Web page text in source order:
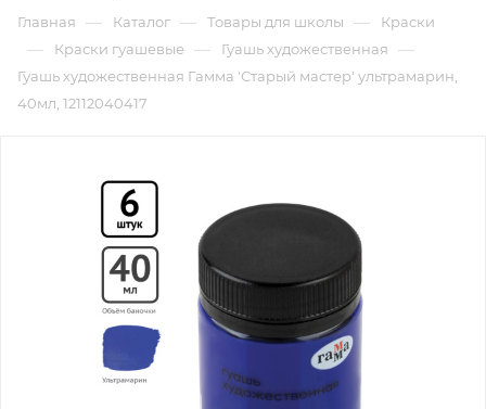
Главная — Каталог — Товары для школы — Краски
— Краски гуашевые — Гуашь художественная —
Гуашь художественная Гамма 'Старый мастер' ультрамарин,
40мл, 12112040417